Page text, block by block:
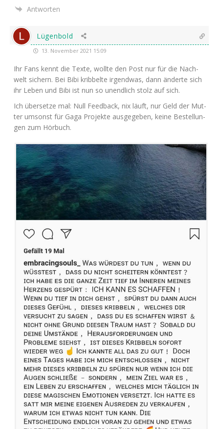
Antworten
Lügenbold
13. November 2021 15:09
Ihr Fans kennt die Tex­te, woll­te den Post nur für die Nach­
welt sichern. Bei Bibi krib­bel­te irgend­was, dann änder­te sich
ihr Leben und Bibi ist nun so unend­lich stolz auf sich.
Ich über­set­ze mal: Null Feed­back, nix läuft, nur Geld der Mut­
ter umsonst für Gaga Pro­jek­te aus­ge­ge­ben, kei­ne Bestel­lun­
gen zum Hörbuch.